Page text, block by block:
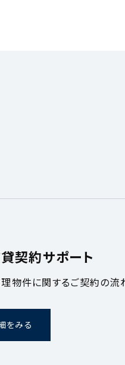
契約サポート
物件に関するご契約の流
をみる